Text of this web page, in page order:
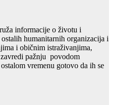
informacije o životu i
humanitarnih organizacija i
i običnim istraživanjima,
pažnju povodom
vremenu gotovo da ih se